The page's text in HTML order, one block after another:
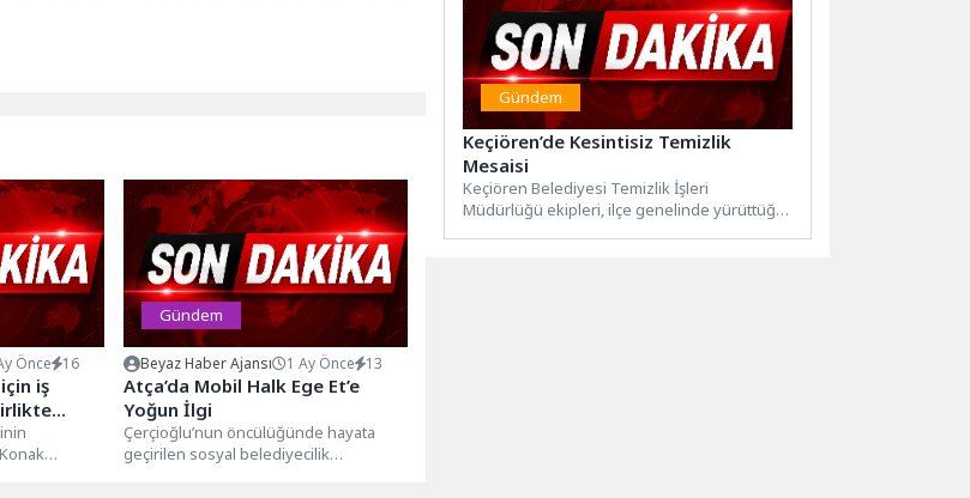
Önce 16
iş
Gündem
Beyaz Haber Ajansı 1 Ay Önce 13
Atça’da Mobil Halk Ege Et’e
Yoğun İlgi
Çerçioğlu’nun öncülüğünde hayata
geçirilen sosyal belediyecilik
Gündem
Keçiören’de Kesintisiz Temizlik
Mesaisi
Keçiören Belediyesi Temizlik İşleri
Müdürlüğü ekipleri, ilçe genelinde yürüttüğü